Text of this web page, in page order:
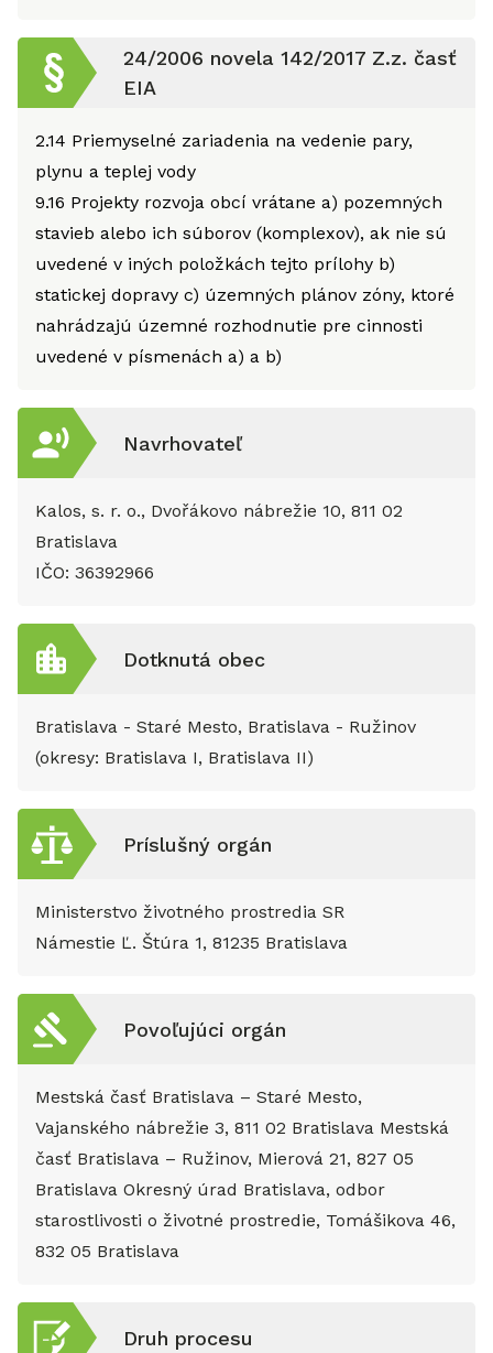
24/2006 novela 142/2017 Z.z. časť
EIA
2.14 Priemyselné zariadenia na vedenie pary,
plynu a teplej vody
9.16 Projekty rozvoja obcí vrátane a) pozemných
stavieb alebo ich súborov (komplexov), ak nie sú
uvedené v iných položkách tejto prílohy b)
statickej dopravy c) územných plánov zóny, ktoré
nahrádzajú územné rozhodnutie pre cinnosti
uvedené v písmenách a) a b)
Navrhovateľ
Kalos, s. r. o., Dvořákovo nábrežie 10, 811 02
Bratislava
IČO: 36392966
Dotknutá obec
Bratislava - Staré Mesto, Bratislava - Ružinov
(okresy: Bratislava I, Bratislava II)
Príslušný orgán
Ministerstvo životného prostredia SR
Námestie Ľ. Štúra 1, 81235 Bratislava
Povoľujúci orgán
Mestská časť Bratislava – Staré Mesto,
Vajanského nábrežie 3, 811 02 Bratislava Mestská
časť Bratislava – Ružinov, Mierová 21, 827 05
Bratislava Okresný úrad Bratislava, odbor
starostlivosti o životné prostredie, Tomášikova 46,
832 05 Bratislava
Druh procesu